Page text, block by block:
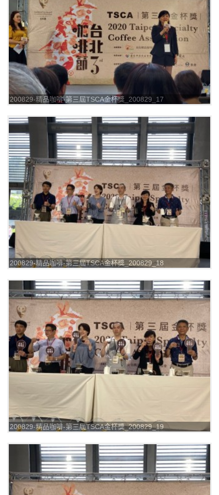
200829-精品咖啡-第三屆TSCA金杯獎_200829_17
200829-精品咖啡-第三屆TSCA金杯獎_200829_18
200829-精品咖啡-第三屆TSCA金杯獎_200829_19